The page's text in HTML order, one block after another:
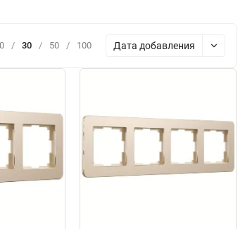
/ 30 / 50 / 100 Дата добавления